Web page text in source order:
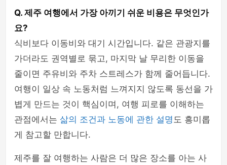
Q. 제주 여행에서 가장 아끼기 쉬운 비용은 무엇인가
요?
식비보다 이동비와 대기 시간입니다. 같은 관광지를
가더라도 권역별로 묶고, 마지막 날 무리한 이동을
줄이면 주유비와 주차 스트레스가 함께 줄어듭니다.
여행이 일상 속 노동처럼 느껴지지 않도록 동선을 가
볍게 만드는 것이 핵심이며, 여행 피로를 이해하는
관점에서는 삶의 조건과 노동에 관한 설명도 흥미롭
게 참고할 만합니다.
제주를 잘 여행하는 사람은 더 많은 장소를 아는 사